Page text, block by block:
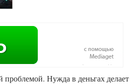
Нужда в деньгах делает